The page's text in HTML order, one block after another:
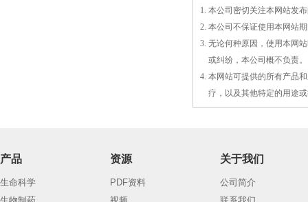
1. 本公司密切关注本网站发
2. 本公司不保证使用本网站
3. 无论何种原因，使用本网
或纠纷，本公司概不负责。
4. 本网站可提供的所有产品
疗，以及其他特定的用途
产品
生命科学
资源
PDF资料
关于我们
公司简介